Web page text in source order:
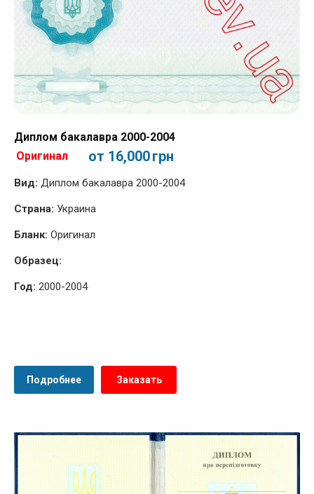
Диплом бакалавра 2000-2004
Оригинал
от 16,000грн
Вид: Диплом бакалавра 2000-2004
Страна: Украина
Бланк: Оригинал
Образец:
Год: 2000-2004
Подробнее Заказать